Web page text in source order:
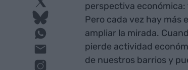
perspectiva
Pero cada vez hay más
ampliar la mirada.
pierde actividad
de nuestros barrios y